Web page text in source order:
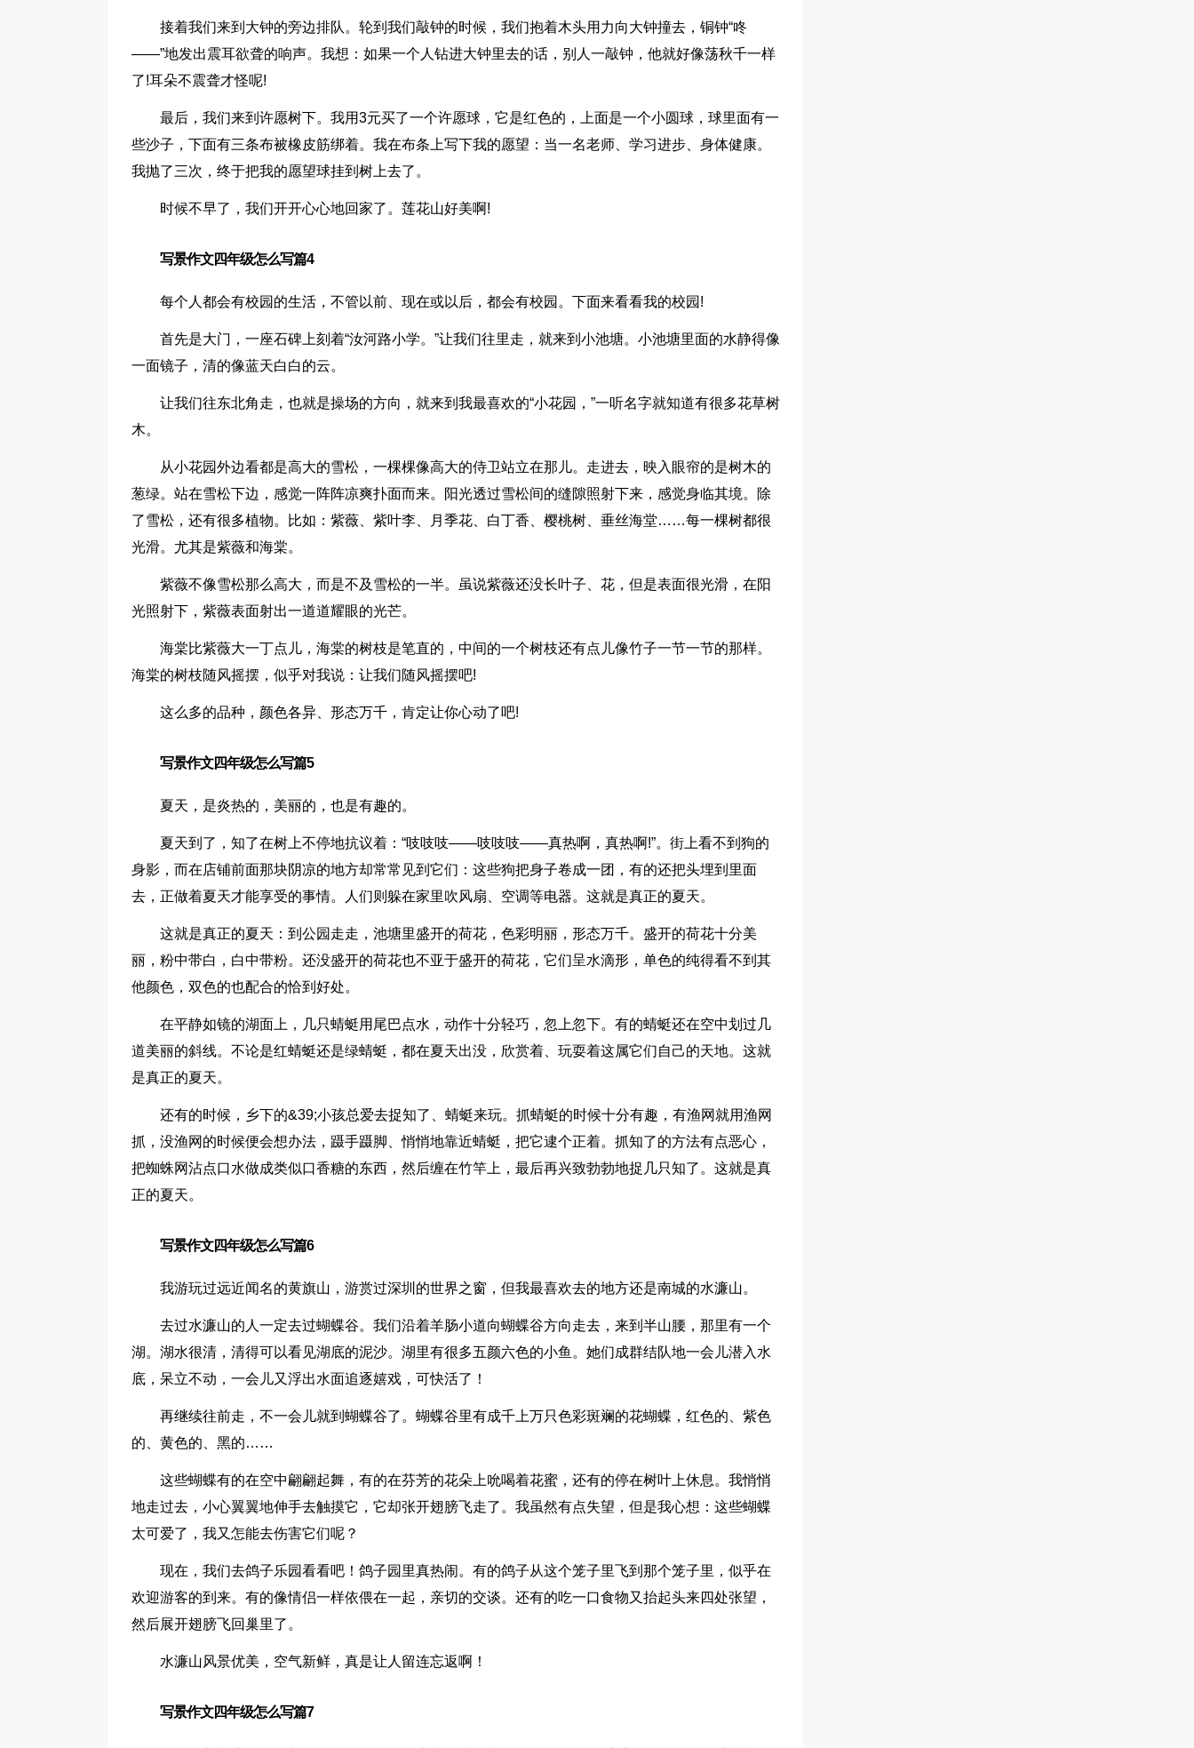
接着我们来到大钟的旁边排队。轮到我们敲钟的时候，我们抱着木头用力向大钟撞去，铜钟“咚
——”地发出震耳欲聋的响声。我想：如果一个人钻进大钟里去的话，别人一敲钟，他就好像荡秋千一样
了!耳朵不震聋才怪呢!
最后，我们来到许愿树下。我用3元买了一个许愿球，它是红色的，上面是一个小圆球，球里面有一
些沙子，下面有三条布被橡皮筋绑着。我在布条上写下我的愿望：当一名老师、学习进步、身体健康。
我抛了三次，终于把我的愿望球挂到树上去了。
时候不早了，我们开开心心地回家了。莲花山好美啊!
写景作文四年级怎么写篇4
每个人都会有校园的生活，不管以前、现在或以后，都会有校园。下面来看看我的校园!
首先是大门，一座石碑上刻着“汝河路小学。”让我们往里走，就来到小池塘。小池塘里面的水静得像
一面镜子，清的像蓝天白白的云。
让我们往东北角走，也就是操场的方向，就来到我最喜欢的“小花园，”一听名字就知道有很多花草树
木。
从小花园外边看都是高大的雪松，一棵棵像高大的侍卫站立在那儿。走进去，映入眼帘的是树木的
葱绿。站在雪松下边，感觉一阵阵凉爽扑面而来。阳光透过雪松间的缝隙照射下来，感觉身临其境。除
了雪松，还有很多植物。比如：紫薇、紫叶李、月季花、白丁香、樱桃树、垂丝海堂……每一棵树都很
光滑。尤其是紫薇和海棠。
紫薇不像雪松那么高大，而是不及雪松的一半。虽说紫薇还没长叶子、花，但是表面很光滑，在阳
光照射下，紫薇表面射出一道道耀眼的光芒。
海棠比紫薇大一丁点儿，海棠的树枝是笔直的，中间的一个树枝还有点儿像竹子一节一节的那样。
海棠的树枝随风摇摆，似乎对我说：让我们随风摇摆吧!
这么多的品种，颜色各异、形态万千，肯定让你心动了吧!
写景作文四年级怎么写篇5
夏天，是炎热的，美丽的，也是有趣的。
夏天到了，知了在树上不停地抗议着：“吱吱吱――吱吱吱――真热啊，真热啊!”。街上看不到狗的
身影，而在店铺前面那块阴凉的地方却常常见到它们：这些狗把身子卷成一团，有的还把头埋到里面
去，正做着夏天才能享受的事情。人们则躲在家里吹风扇、空调等电器。这就是真正的夏天。
这就是真正的夏天：到公园走走，池塘里盛开的荷花，色彩明丽，形态万千。盛开的荷花十分美
丽，粉中带白，白中带粉。还没盛开的荷花也不亚于盛开的荷花，它们呈水滴形，单色的纯得看不到其
他颜色，双色的也配合的恰到好处。
在平静如镜的湖面上，几只蜻蜓用尾巴点水，动作十分轻巧，忽上忽下。有的蜻蜓还在空中划过几
道美丽的斜线。不论是红蜻蜓还是绿蜻蜓，都在夏天出没，欣赏着、玩耍着这属它们自己的天地。这就
是真正的夏天。
还有的时候，乡下的&39;小孩总爱去捉知了、蜻蜓来玩。抓蜻蜓的时候十分有趣，有渔网就用渔网
抓，没渔网的时候便会想办法，蹑手蹑脚、悄悄地靠近蜻蜓，把它逮个正着。抓知了的方法有点恶心，
把蜘蛛网沾点口水做成类似口香糖的东西，然后缠在竹竿上，最后再兴致勃勃地捉几只知了。这就是真
正的夏天。
写景作文四年级怎么写篇6
我游玩过远近闻名的黄旗山，游赏过深圳的世界之窗，但我最喜欢去的地方还是南城的水濂山。
去过水濂山的人一定去过蝴蝶谷。我们沿着羊肠小道向蝴蝶谷方向走去，来到半山腰，那里有一个
湖。湖水很清，清得可以看见湖底的泥沙。湖里有很多五颜六色的小鱼。她们成群结队地一会儿潜入水
底，呆立不动，一会儿又浮出水面追逐嬉戏，可快活了！
再继续往前走，不一会儿就到蝴蝶谷了。蝴蝶谷里有成千上万只色彩斑斓的花蝴蝶，红色的、紫色
的、黄色的、黑的……
这些蝴蝶有的在空中翩翩起舞，有的在芬芳的花朵上吮喝着花蜜，还有的停在树叶上休息。我悄悄
地走过去，小心翼翼地伸手去触摸它，它却张开翅膀飞走了。我虽然有点失望，但是我心想：这些蝴蝶
太可爱了，我又怎能去伤害它们呢？
现在，我们去鸽子乐园看看吧！鸽子园里真热闹。有的鸽子从这个笼子里飞到那个笼子里，似乎在
欢迎游客的到来。有的像情侣一样依偎在一起，亲切的交谈。还有的吃一口食物又抬起头来四处张望，
然后展开翅膀飞回巢里了。
水濂山风景优美，空气新鲜，真是让人留连忘返啊！
写景作文四年级怎么写篇7